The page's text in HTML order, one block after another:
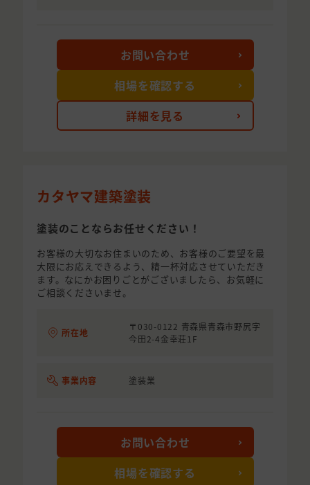
詳細を見る
お問い合わせ
相場を確認する
カタヤマ建築塗装
塗装のことならお任せください！
お客様の大切なお住まいのため、お客様のご要望を最
大限にお応えできるよう、精一杯対応させていただき
ます。なにかお困りごとがございましたら、お気軽に
ご相談くださいませ。
所在地
〒030-0122 青森県青森市野尻字
今田2-4金幸荘1F
事業内容 塗装業
お問い合わせ
相場を確認する